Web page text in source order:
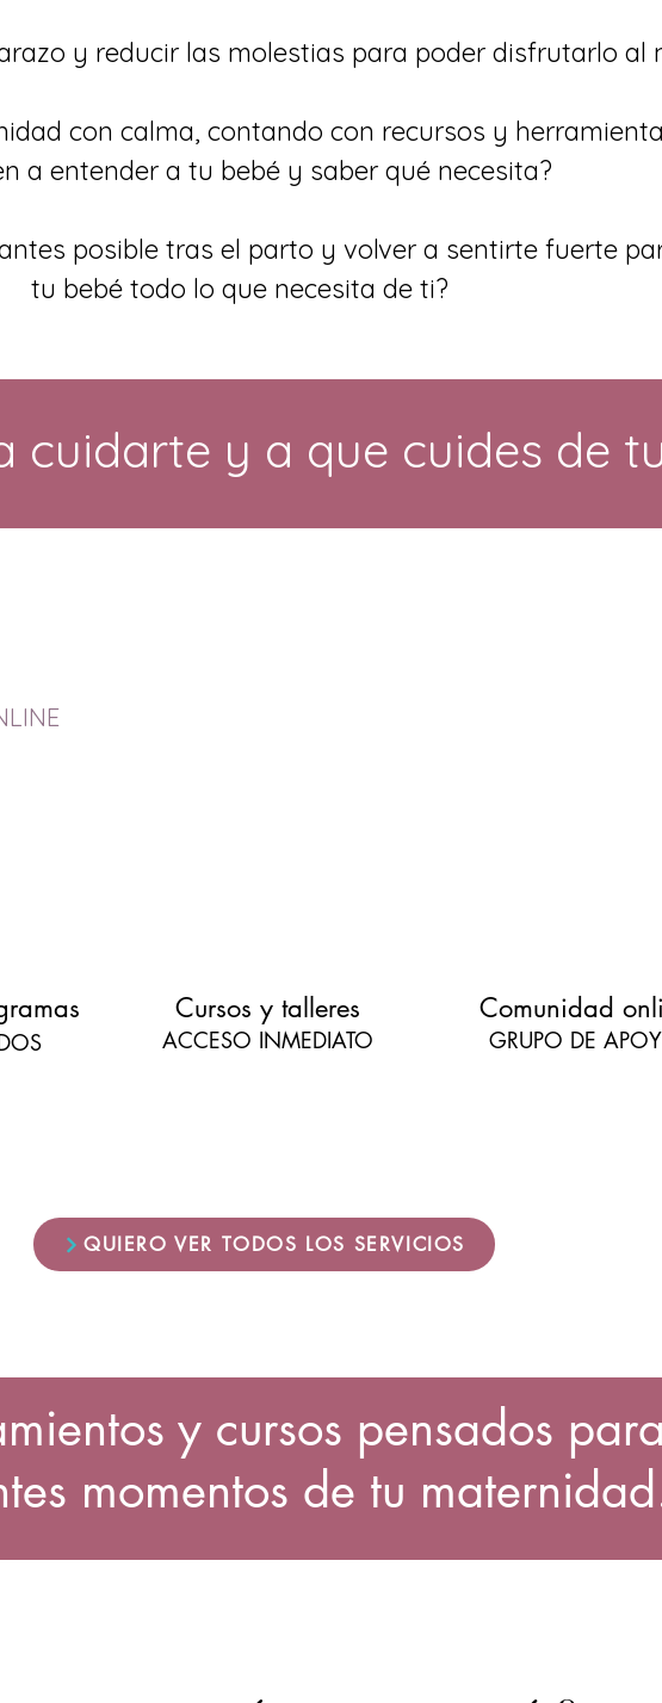
y reducir las molestias para poder disfrutarlo al
con calma, contando con recursos y
a entender a tu bebé y saber qué necesita?
posible tras el parto y volver a sentirte fuerte
tu bebé todo lo que necesita de ti?
cuidarte y a que cuides de
Cursos y talleres
ACCESO INMEDIATO
Comunidad
GRUPO DE
QUIERO VER TODOS LOS SERVICIOS
y cursos pensados
momentos de tu